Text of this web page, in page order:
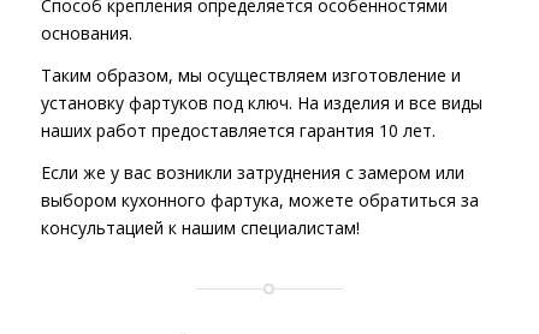
Способ крепления определяется особенностями
основания.
Таким образом, мы осуществляем изготовление и
установку фартуков под ключ. На изделия и все виды
наших работ предоставляется гарантия 10 лет.
Если же у вас возникли затруднения с замером или
выбором кухонного фартука, можете обратиться за
консультацией к нашим специалистам!